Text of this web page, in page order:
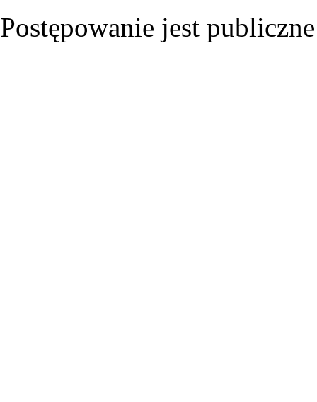
Postępowanie jest